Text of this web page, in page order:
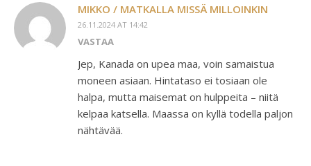
MIKKO / MATKALLA MISSÄ MILLOINKIN
26.11.2024 AT 14:42
VASTAA
Jep, Kanada on upea maa, voin samaistua
moneen asiaan. Hintataso ei tosiaan ole
halpa, mutta maisemat on hulppeita – niitä
kelpaa katsella. Maassa on kyllä todella paljon
nähtävää.